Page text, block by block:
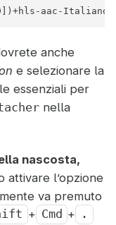
aac-Italiano/
anche
e selezionare la
essenziali per
nella
nascosta,
attivare l’opzione
va premuto
+ Cmd + .